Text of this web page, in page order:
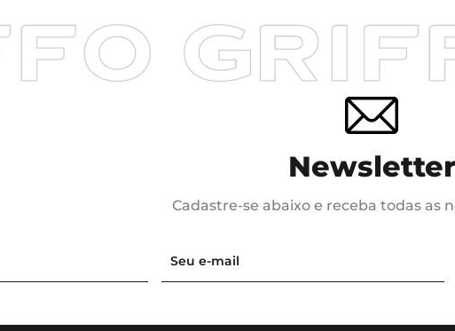
Newsletter
Cadastre-se abaixo e receba todas as